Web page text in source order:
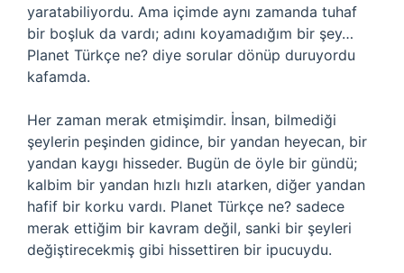
yaratabiliyordu. Ama içimde aynı zamanda tuhaf
bir boşluk da vardı; adını koyamadığım bir şey…
Planet Türkçe ne? diye sorular dönüp duruyordu
kafamda.
Her zaman merak etmişimdir. İnsan, bilmediği
şeylerin peşinden gidince, bir yandan heyecan, bir
yandan kaygı hisseder. Bugün de öyle bir gündü;
kalbim bir yandan hızlı hızlı atarken, diğer yandan
hafif bir korku vardı. Planet Türkçe ne? sadece
merak ettiğim bir kavram değil, sanki bir şeyleri
değiştirecekmiş gibi hissettiren bir ipucuydu.